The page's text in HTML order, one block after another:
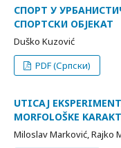
СПОРТ У
СПОРТСКИ ОБЈЕКАТ
Duško Kuzović
PDF (Српски)
UTICAJ
MORFOLOŠKE
Miloslav Marković, Rajko